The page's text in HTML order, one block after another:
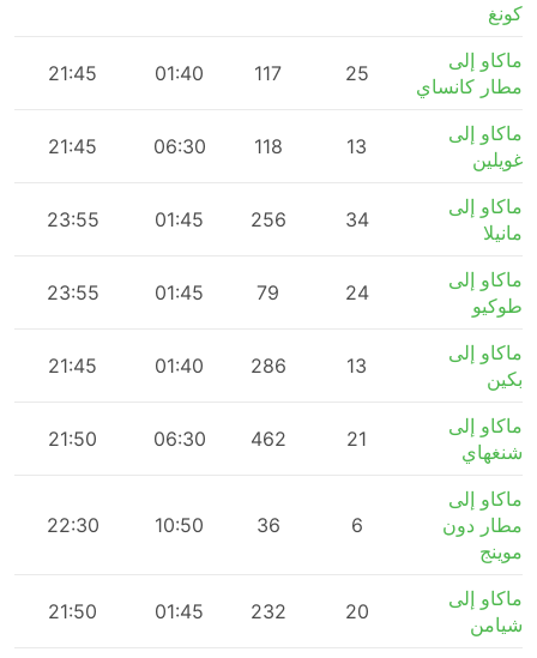
كونغ
ماكاو إلى
مطار كانساي
25
117
01:40
21:45
ماكاو إلى
غويلين
13
118
06:30
21:45
ماكاو إلى
مانيلا
34
256
01:45
23:55
ماكاو إلى
طوكيو
24
79
01:45
23:55
ماكاو إلى
بكين
13
286
01:40
21:45
ماكاو إلى
شنغهاي
21
462
06:30
21:50
ماكاو إلى
مطار دون
موينج
6
36
10:50
22:30
ماكاو إلى
شيامن
20
232
01:45
21:50